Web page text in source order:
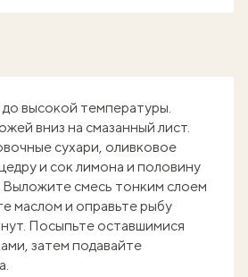
до высокой температуры.
вниз на смазанный лист.
сухари, оливковое
и сок лимона и половину
Выложите смесь тонким слоем
маслом и оправьте рыбу
Посыпьте оставшимися
затем подавайте